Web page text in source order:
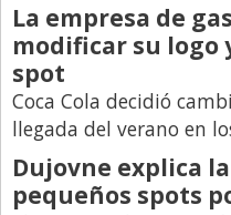
Con Estilo
De Bolsillo
Diarios de Argentina
Diarios del Mundo
Directivos
La empresa de
modificar su logo
spot
Coca Cola decidió
llegada del verano en
Dujovne explica
pequeños spots